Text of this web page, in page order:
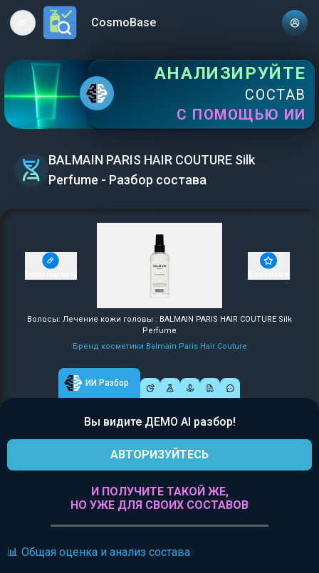
Open main menuCosmoBase
АНАЛИЗИРУЙТЕ
СОСТАВ
С ПОМОЩЬЮ ИИ
BALMAIN PARIS HAIR COUTURE Silk
Perfume - Разбор состава
Волосы: Лечение кожи головы : BALMAIN PARIS HAIR COUTURE Silk
Perfume
Бренд косметики Balmain Paris Hair Couture
ИИ Разбор
Вы видите ДЕМО AI разбор!
АВТОРИЗУЙТЕСЬ
И ПОЛУЧИТЕ ТАКОЙ ЖЕ,
НО УЖЕ ДЛЯ СВОИХ СОСТАВОВ
📊 Общая оценка и анализ состава